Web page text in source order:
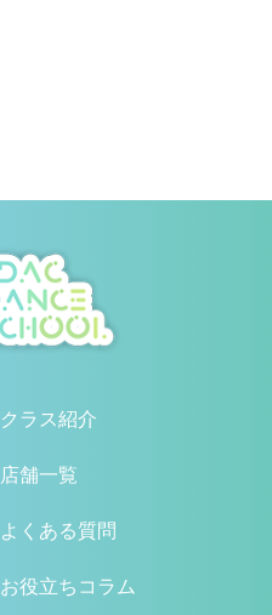
クラス紹介
店舗一覧
よくある質問
お役立ちコラム